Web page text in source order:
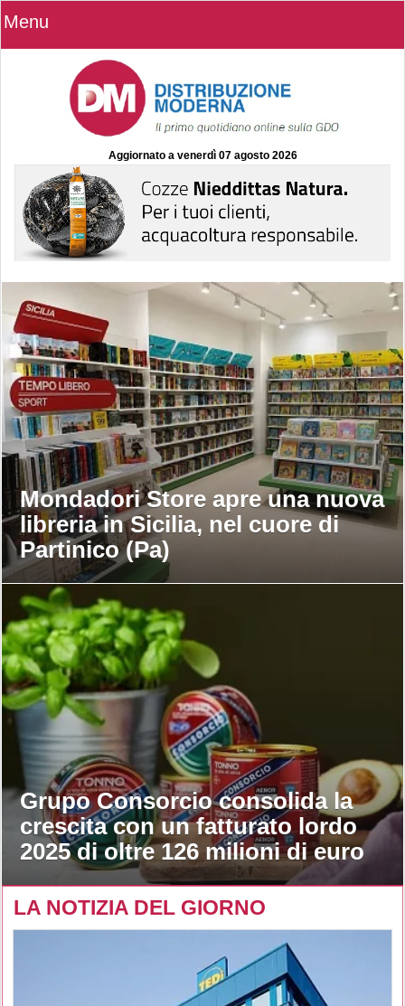
Menu
Aggiornato a venerdì 07 agosto 2026
Mondadori Store apre una nuova
libreria in Sicilia, nel cuore di
Partinico (Pa)
Grupo Consorcio consolida la
crescita con un fatturato lordo
2025 di oltre 126 milioni di euro
LA NOTIZIA DEL GIORNO